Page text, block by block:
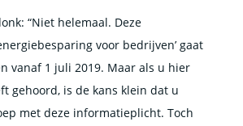
“Niet helemaal. Deze
voor bedrijven’ gaat
vanaf 1 juli 2019. Maar als u hier
gehoord, is de kans klein dat u
met deze informatieplicht. Toch